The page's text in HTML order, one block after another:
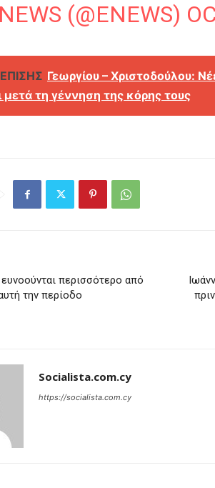
(@ENEWS)
Γεωργίου – Χριστοδούλου:
μετά τη γέννηση της κόρης τους
περισσότερο από
την περίοδο
Socialista.com.cy
https://socialista.com.cy